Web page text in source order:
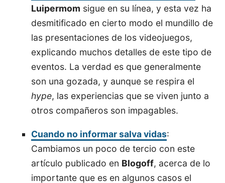
Luipermom sigue en su línea, y esta vez ha
desmitificado en cierto modo el mundillo de
las presentaciones de los videojuegos,
explicando muchos detalles de este tipo de
eventos. La verdad es que generalmente
son una gozada, y aunque se respira el
hype, las experiencias que se viven junto a
otros compañeros son impagables.
Cuando no informar salva vidas:
Cambiamos un poco de tercio con este
artículo publicado en Blogoff, acerca de lo
importante que es en algunos casos el